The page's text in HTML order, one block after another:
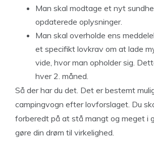
Man skal modtage et nyt
opdaterede oplysninger.
Man skal overholde ens
et specifikt lovkrav om at lade
vide, hvor man opholder sig.
hver 2. måned.
Så der har du det. Det er bestemt
campingvogn efter lovforslaget. Du
forberedt på at stå mangt og meget i
gøre din drøm til virkelighed.